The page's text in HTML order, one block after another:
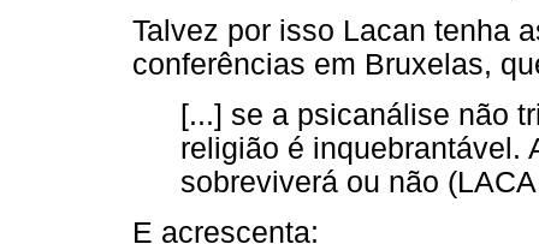
Talvez por isso Lacan tenha
conferências em Bruxelas,
[...] se a psicanálise não
religião é inquebrantável.
sobreviverá ou não
E acrescenta: